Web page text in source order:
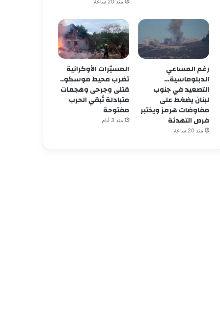
رغم المساعي
الدبلوماسية…
التصعيد في جنوب
لبنان يضغط على
مفاوضات هرمز ويختبر
فرص التهدئة
منذ 20 ساعة
المسيّرات الأوكرانية
تضرب محيط موسكو..
قتلى وجرحى وهجمات
متبادلة تُبقي الحرب
مفتوحة
منذ 3 أيام